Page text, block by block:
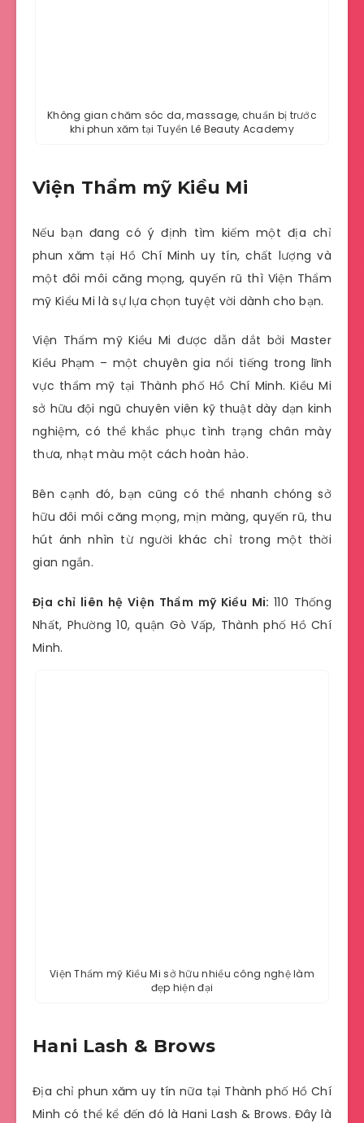
Không gian chăm sóc da, massage, chuẩn bị trước
khi phun xăm tại Tuyền Lê Beauty Academy
Viện Thẩm mỹ Kiều Mi
Nếu bạn đang có ý định tìm kiếm một địa chỉ
phun xăm tại Hồ Chí Minh uy tín, chất lượng và
một đôi môi căng mọng, quyến rũ thì Viện Thẩm
mỹ Kiểu Mi là sự lựa chọn tuyệt vời dành cho bạn.
Viện Thẩm mỹ Kiều Mi được dẫn dắt bởi Master
Kiều Phạm – một chuyên gia nổi tiếng trong lĩnh
vực thẩm mỹ tại Thành phố Hồ Chí Minh. Kiều Mi
sở hữu đội ngũ chuyên viên kỹ thuật dày dạn kinh
nghiệm, có thể khắc phục tình trạng chân mày
thưa, nhạt màu một cách hoàn hảo.
Bên cạnh đó, bạn cũng có thể nhanh chóng sở
hữu đôi môi căng mọng, mịn màng, quyến rũ, thu
hút ánh nhìn từ người khác chỉ trong một thời
gian ngắn.
Địa chỉ liên hệ Viện Thẩm mỹ Kiều Mi:110 Thống
Nhất, Phường 10, quận Gò Vấp, Thành phố Hồ Chí
Minh.
Viện Thẩm mỹ Kiều Mi sở hữu nhiều công nghệ làm
đẹp hiện đại
Hani Lash & Brows
Địa chỉ phun xăm uy tín nữa tại Thành phố Hồ Chí
Minh có thể kể đến đó là Hani Lash & Brows. Đây là